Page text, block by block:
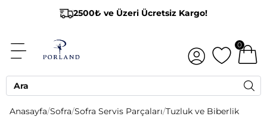
2500₺ ve Üzeri Ücretsiz Kargo!
0
Anasayfa/Sofra/Sofra Servis Parçaları/Tuzluk ve Biberlik